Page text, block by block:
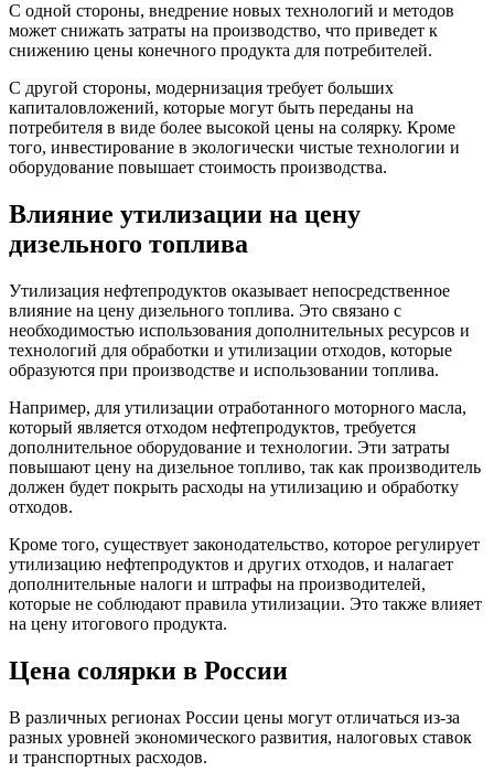
С одной стороны, внедрение новых технологий и методов
может снижать затраты на производство, что приведет к
снижению цены конечного продукта для потребителей.
С другой стороны, модернизация требует больших
капиталовложений, которые могут быть переданы на
потребителя в виде более высокой цены на солярку. Кроме
того, инвестирование в экологически чистые технологии и
оборудование повышает стоимость производства.
Влияние утилизации на цену
дизельного топлива
Утилизация нефтепродуктов оказывает непосредственное
влияние на цену дизельного топлива. Это связано с
необходимостью использования дополнительных ресурсов и
технологий для обработки и утилизации отходов, которые
образуются при производстве и использовании топлива.
Например, для утилизации отработанного моторного масла,
который является отходом нефтепродуктов, требуется
дополнительное оборудование и технологии. Эти затраты
повышают цену на дизельное топливо, так как производитель
должен будет покрыть расходы на утилизацию и обработку
отходов.
Кроме того, существует законодательство, которое регулирует
утилизацию нефтепродуктов и других отходов, и налагает
дополнительные налоги и штрафы на производителей,
которые не соблюдают правила утилизации. Это также влияет
на цену итогового продукта.
Цена солярки в России
В различных регионах России цены могут отличаться из-за
разных уровней экономического развития, налоговых ставок
и транспортных расходов.